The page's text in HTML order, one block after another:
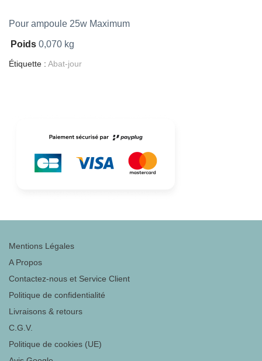
Pour ampoule 25w Maximum
Poids 0,070 kg
Étiquette : Abat-jour
Mentions Légales
A Propos
Contactez-nous et Service Client
Politique de confidentialité
Livraisons & retours
C.G.V.
Politique de cookies (UE)